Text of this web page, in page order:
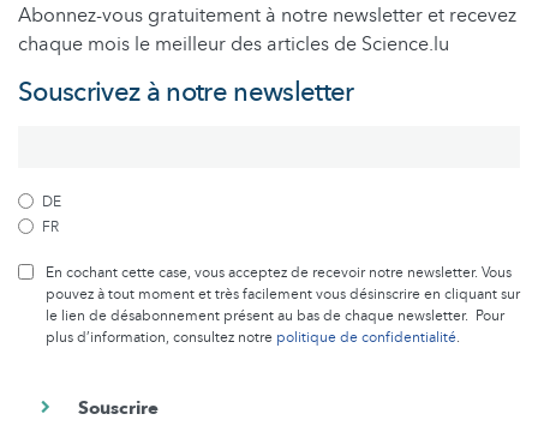
Abonnez-vous gratuitement à notre newsletter et recevez
chaque mois le meilleur des articles de Science.lu
Souscrivez à notre newsletter
DE
FR
En cochant cette case, vous acceptez de recevoir notre newsletter. Vous
pouvez à tout moment et très facilement vous désinscrire en cliquant sur
le lien de désabonnement présent au bas de chaque newsletter. Pour
plus d’information, consultez notre politique de confidentialité.